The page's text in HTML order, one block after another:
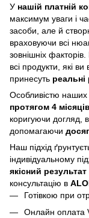
У нашій платній
максимум уваги і
засоби, але й
враховуючи всі
зовнішніх
всі продукти, які
принесуть реальні
Особливістю наших
протягом 4 місяців
коригуючи догляд,
допомагаючи
Наш підхід
індивідуальному
якісний результат
консультацію в
Готівкою при
Онлайн оплата